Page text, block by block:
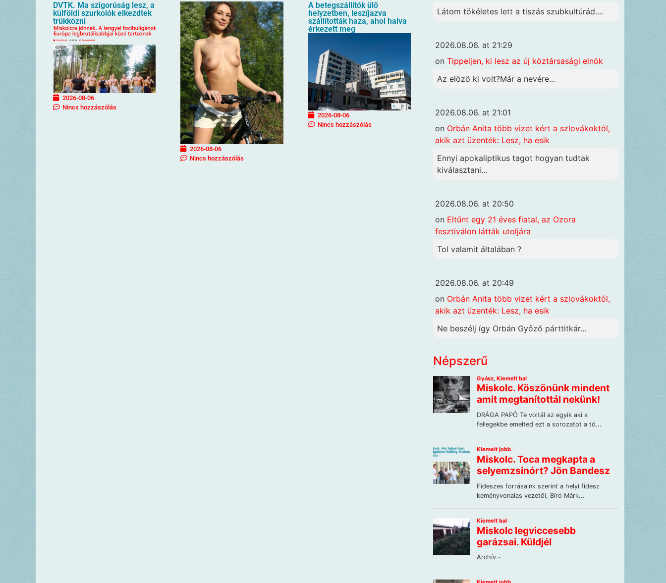
DVTK. Ma szigorúság lesz, a
külföldi szurkolók elkezdtek
trükközni
2026-08-06
Nincs hozzászólás
2026-08-06
Nincs hozzászólás
A betegszállítók ülő
helyzetben, leszíjazva
szállították haza, ahol halva
érkezett meg
2026-08-06
Nincs hozzászólás
Látom tökéletes lett a tiszás szubkultúrád....
2026.08.06. at 21:29
on Tippeljen, ki lesz az új köztársasági elnök
Az elözö ki volt?Már a nevére...
2026.08.06. at 21:01
on Orbán Anita több vizet kért a szlovákoktól,
akik azt üzenték: Lesz, ha esik
Ennyi apokaliptikus tagot hogyan tudtak
kiválasztani...
2026.08.06. at 20:50
on Eltűnt egy 21 éves fiatal, az Ozora
fesztiválon látták utoljára
Tol valamit általában ?
2026.08.06. at 20:49
on Orbán Anita több vizet kért a szlovákoktól,
akik azt üzenték: Lesz, ha esik
Ne beszélj így Orbán Győző párttitkár...
Népszerű